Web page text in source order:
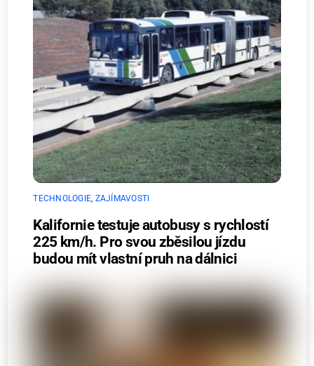
TECHNOLOGIE ZAJÍMAVOSTI
Kalifornie testuje autobusy s rychlostí
225 km/h. Pro svou zběsilou jízdu
budou mít vlastní pruh na dálnici